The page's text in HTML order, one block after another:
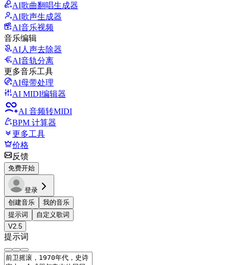
AI歌曲翻唱生成器
AI歌声生成器
AI音乐视频
音乐编辑
AI人声去除器
AI音轨分离
更多音乐工具
AI母带处理
AI MIDI编辑器
AI 音频转MIDI
BPM 计算器
更多工具
价格
反馈
免费开始
登录
创建音乐
我的音乐
提示词
自定义歌词
V2.5
提示词